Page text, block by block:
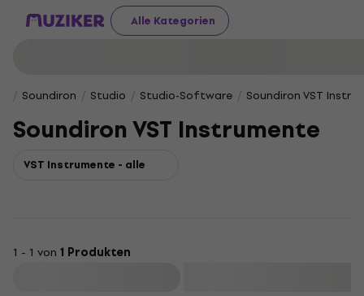
Alle Kategorien
Soundiron Studio Studio-Software Soundiron VST
Soundiron VST Instrumente
VST Instrumente - alle
1 - 1 von 1 Produkten